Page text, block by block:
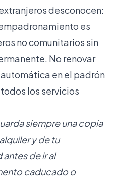
desconocen:
es
no comunitarios sin
No renovar
en el padrón
los servicios
siempre una copia
y de tu
de ir al
caducado o